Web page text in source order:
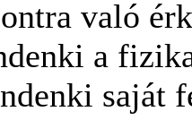
való
a
saját